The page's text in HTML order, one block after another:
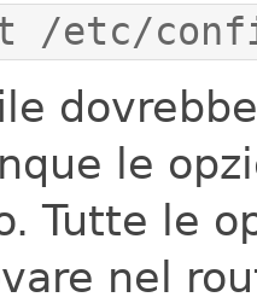
/etc/
le
Tutte le
nel